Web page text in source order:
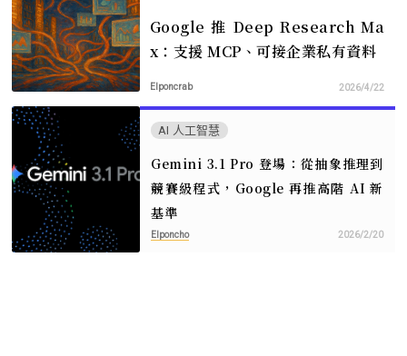
Google 推 Deep Research Ma
x：支援 MCP、可接企業私有資料
Elponcrab 2026/4/22
AI 人工智慧
Gemini 3.1 Pro 登場：從抽象推理到
競賽級程式，Google 再推高階 AI 新
基準
Elponcho 2026/2/20